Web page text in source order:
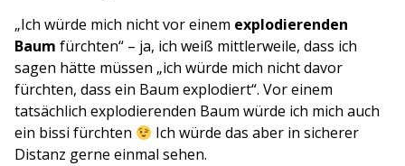
„Ich würde mich nicht vor einem explodierenden
Baum fürchten“ – ja, ich weiß mittlerweile, dass ich
sagen hätte müssen „ich würde mich nicht davor
fürchten, dass ein Baum explodiert“. Vor einem
tatsächlich explodierenden Baum würde ich mich auch
ein bissi fürchten
Ich würde das aber in sicherer
Distanz gerne einmal sehen.